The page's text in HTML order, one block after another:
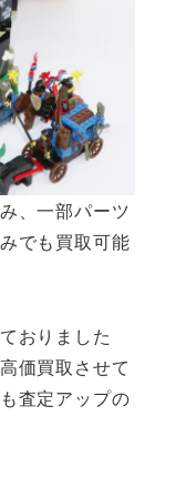
、一部パーツ
でも買取可能
おりました
価買取させて
査定アップの